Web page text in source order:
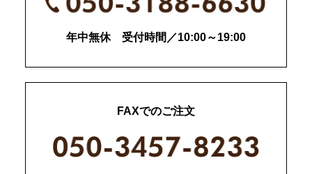
年中無休 受付時間／10:00～19:00
FAXでのご注文